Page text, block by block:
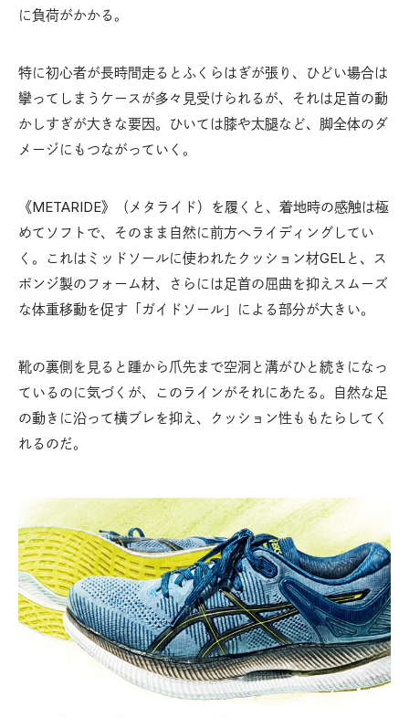
に負荷がかかる。
特に初心者が長時間走るとふくらはぎが張り、ひどい場合は
攣ってしまうケースが多々見受けられるが、それは足首の動
かしすぎが大きな要因。ひいては膝や太腿など、脚全体のダ
メージにもつながっていく。
《METARIDE》（メタライド）を履くと、着地時の感触は極
めてソフトで、そのまま自然に前方へライディングしてい
く。これはミッドソールに使われたクッション材GELと、ス
ポンジ製のフォーム材、さらには足首の屈曲を抑えスムーズ
な体重移動を促す「ガイドソール」による部分が大きい。
靴の裏側を見ると踵から爪先まで空洞と溝がひと続きになっ
ているのに気づくが、このラインがそれにあたる。自然な足
の動きに沿って横ブレを抑え、クッション性ももたらしてく
れるのだ。